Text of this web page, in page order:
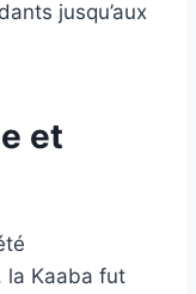
jusqu’aux
et
la Kaaba fut